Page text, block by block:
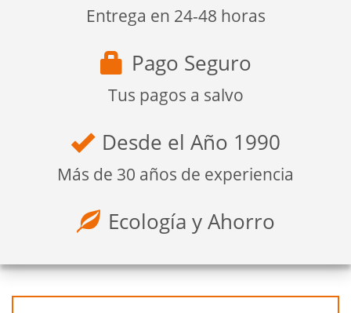
Entrega en 24-48 horas
Pago Seguro
Tus pagos a salvo
Desde el Año 1990
Más de 30 años de experiencia
Ecología y Ahorro